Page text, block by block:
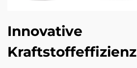
Innovative
Kraftstoffeffizienz